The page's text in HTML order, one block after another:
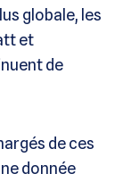
globale, les
et
de
de ces
donnée